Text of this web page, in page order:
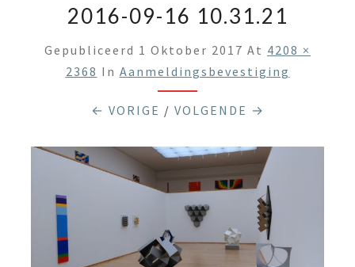
2016-09-16 10.31.21
Gepubliceerd 1 Oktober 2017 At 4208 ×
2368 In Aanmeldingsbevestiging
← VORIGE / VOLGENDE →